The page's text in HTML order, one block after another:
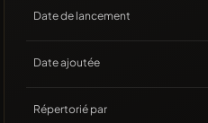
Date de lancement
Date ajoutée
Répertorié par